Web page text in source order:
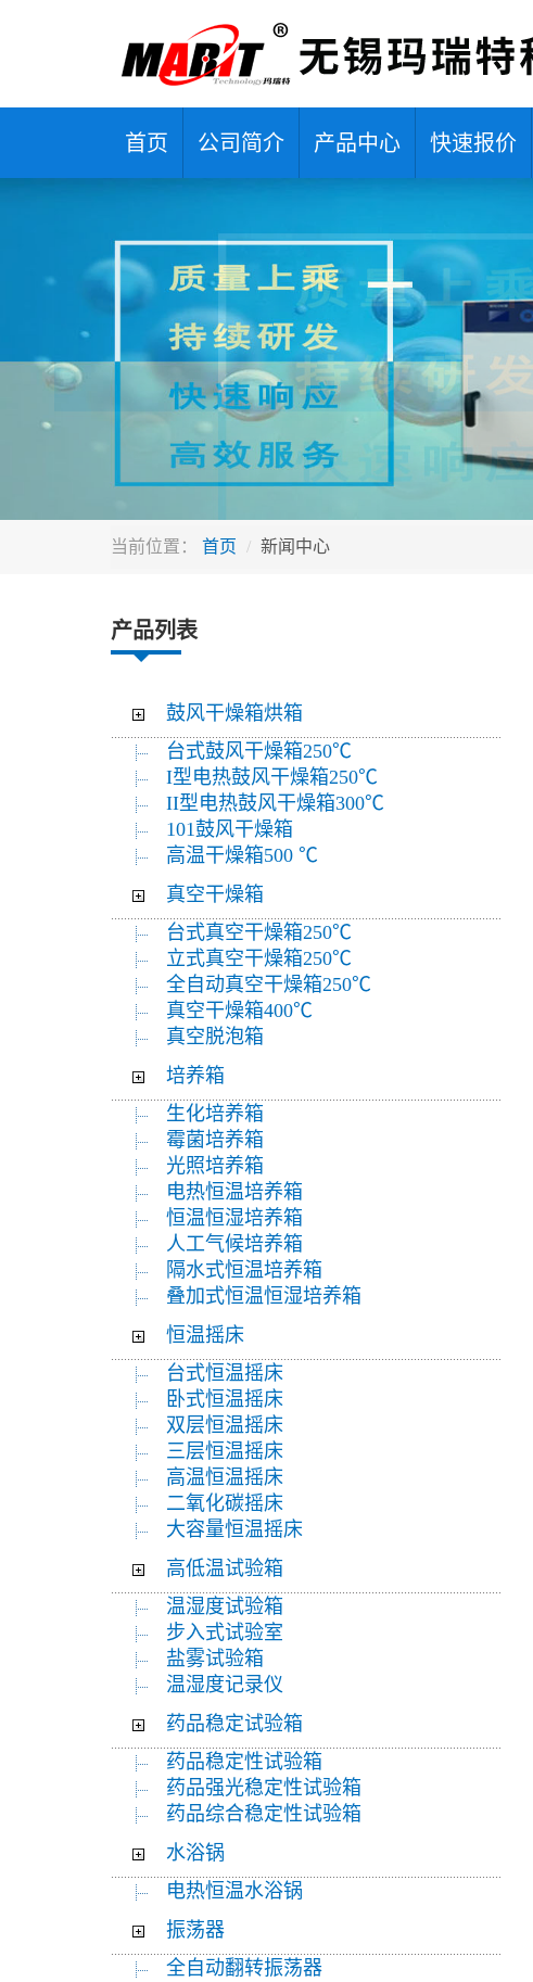
首页 公司简介 产品中心 快速报价
当前位置： 首页 新闻中心
产品列表
鼓风干燥箱烘箱
台式鼓风干燥箱250℃
I型电热鼓风干燥箱250℃
II型电热鼓风干燥箱300℃
101鼓风干燥箱
高温干燥箱500 ℃
真空干燥箱
台式真空干燥箱250℃
立式真空干燥箱250℃
全自动真空干燥箱250℃
真空干燥箱400℃
真空脱泡箱
培养箱
生化培养箱
霉菌培养箱
光照培养箱
电热恒温培养箱
恒温恒湿培养箱
人工气候培养箱
隔水式恒温培养箱
叠加式恒温恒湿培养箱
恒温摇床
台式恒温摇床
卧式恒温摇床
双层恒温摇床
三层恒温摇床
高温恒温摇床
二氧化碳摇床
大容量恒温摇床
高低温试验箱
温湿度试验箱
步入式试验室
盐雾试验箱
温湿度记录仪
药品稳定试验箱
药品稳定性试验箱
药品强光稳定性试验箱
药品综合稳定性试验箱
水浴锅
电热恒温水浴锅
振荡器
全自动翻转振荡器